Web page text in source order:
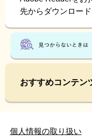
先からダウンロー
おすすめコンテン
個人情報の取り扱い